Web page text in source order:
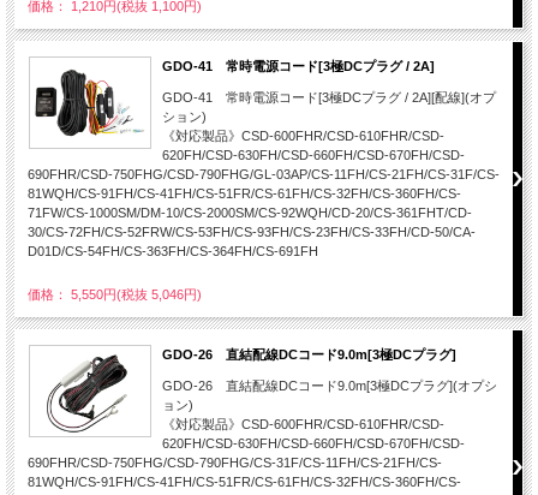
価格： 1,210円(税抜 1,100円)
GDO-41 常時電源コード[3極DCプラグ / 2A]
GDO-41 常時電源コード[3極DCプラグ / 2A][配線](オプ
ション)
《対応製品》CSD-600FHR/CSD-610FHR/CSD-
620FH/CSD-630FH/CSD-660FH/CSD-670FH/CSD-
690FHR/CSD-750FHG/CSD-790FHG/GL-03AP/CS-11FH/CS-21FH/CS-31F/CS-
81WQH/CS-91FH/CS-41FH/CS-51FR/CS-61FH/CS-32FH/CS-360FH/CS-
71FW/CS-1000SM/DM-10/CS-2000SM/CS-92WQH/CD-20/CS-361FHT/CD-
30/CS-72FH/CS-52FRW/CS-53FH/CS-93FH/CS-23FH/CS-33FH/CD-50/CA-
D01D/CS-54FH/CS-363FH/CS-364FH/CS-691FH
価格： 5,550円(税抜 5,046円)
GDO-26 直結配線DCコード9.0m[3極DCプラグ]
GDO-26 直結配線DCコード9.0m[3極DCプラグ](オプシ
ョン)
《対応製品》CSD-600FHR/CSD-610FHR/CSD-
620FH/CSD-630FH/CSD-660FH/CSD-670FH/CSD-
690FHR/CSD-750FHG/CSD-790FHG/CS-31F/CS-11FH/CS-21FH/CS-
81WQH/CS-91FH/CS-41FH/CS-51FR/CS-61FH/CS-32FH/CS-360FH/CS-